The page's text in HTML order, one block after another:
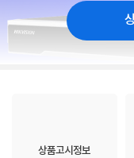
상품고시정보